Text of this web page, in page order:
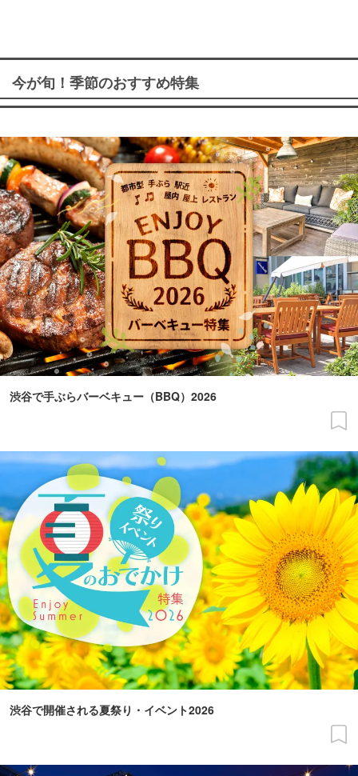
今が旬！季節のおすすめ特集
渋谷で手ぶらバーベキュー（BBQ）2026
渋谷で開催される夏祭り・イベント2026